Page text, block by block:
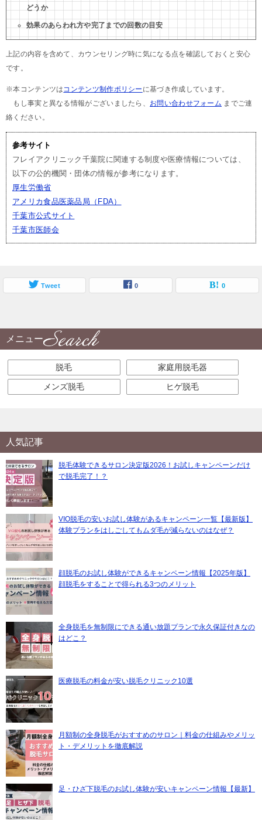
どうか
効果のあらわれ方や完了までの回数の目安
上記の内容を含めて、カウンセリング時に気になる点を確認しておくと安心
です。
※本コンテンツはコンテンツ制作ポリシー に基づき作成しています。
もし事実と異なる情報がございましたら、 お問い合わせフォーム までご連
絡ください。
参考サイト
フレイアクリニック千葉院に関連する制度や医療情報については、
以下の公的機関・団体の情報が参考になります。
厚生労働省
アメリカ食品医薬品局（FDA）
千葉市公式サイト
千葉市医師会
Tweet 0 0
メニュー
脱毛 家庭用脱毛器
メンズ脱毛 ヒゲ脱毛
人気記事
脱毛体験できるサロン決定版2026！お試しキャンペーンだけ
で脱毛完了！？
VIO脱毛の安いお試し体験があるキャンペーン一覧【最新版】
体験プランをはしごしてもムダ毛が減らないのはなぜ？
顔脱毛のお試し体験ができるキャンペーン情報【2025年版】
顔脱毛をすることで得られる3つのメリット
全身脱毛を無制限にできる通い放題プランで永久保証付きなの
はどこ？
医療脱毛の料金が安い脱毛クリニック10選
月額制の全身脱毛がおすすめのサロン｜料金の仕組みやメリッ
ト・デメリットを徹底解説
足・ひざ下脱毛のお試し体験が安いキャンペーン情報【最新】